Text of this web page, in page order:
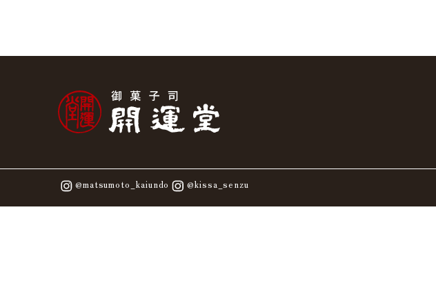
@matsumoto_kaiundo @kissa_senzu